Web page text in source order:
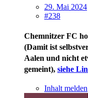
29. Mai 2024
#238
Chemnitzer FC
(Damit ist
Aalen und nicht
gemeint), siehe
Inhalt melden